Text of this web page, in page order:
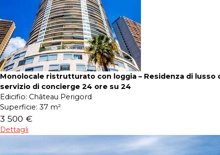
Monolocale ristrutturato con loggia – Residenza di lusso
servizio di concierge 24 ore su 24
Edicifio: Château Perigord
Superficie: 37 m²
3 500 €
Dettagli